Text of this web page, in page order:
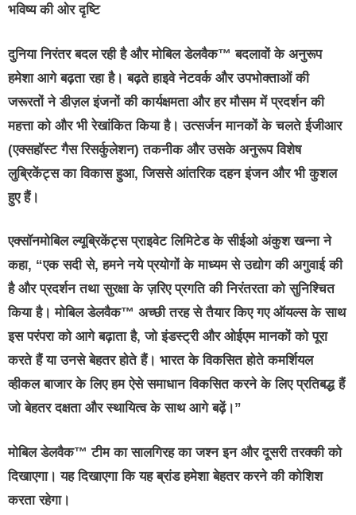
भविष्य की ओर दृष्टि
दुनिया निरंतर बदल रही है और मोबिल डेलवैक™ बदलावों के अनुरूप
हमेशा आगे बढ़ता रहा है। बढ़ते हाइवे नेटवर्क और उपभोक्ताओं की
जरूरतों ने डीज़ल इंजनों की कार्यक्षमता और हर मौसम में प्रदर्शन की
महत्ता को और भी रेखांकित किया है। उत्सर्जन मानकों के चलते ईजीआर
(एक्सहॉस्ट गैस रिसर्कुलेशन) तकनीक और उसके अनुरूप विशेष
लुब्रिकेंट्स का विकास हुआ, जिससे आंतरिक दहन इंजन और भी कुशल
हुए हैं।
एक्सॉनमोबिल ल्यूब्रिकेंट्स प्राइवेट लिमिटेड के सीईओ अंकुश खन्नाने
कहा, “एक सदी से, हमने नये प्रयोगों के माध्यम से उद्योग की अगुवाई की
है और प्रदर्शन तथा सुरक्षा के ज़रिए प्रगति की निरंतरता को सुनिश्चित
किया है। मोबिल डेलवैक™ अच्छी तरह से तैयार किए गए ऑयल्स के साथ
इस परंपरा को आगे बढ़ाता है, जो इंडस्ट्री और ओईएम मानकों को पूरा
करते हैं या उनसे बेहतर होते हैं। भारत के विकसित होते कमर्शियल
व्हीकल बाजार के लिए हम ऐसे समाधान विकसित करने के लिए प्रतिबद्ध हैं
जो बेहतर दक्षता और स्थायित्व के साथ आगे बढ़ें।”
मोबिल डेलवैक™ टीम का सालगिरह का जश्न इन और दूसरी तरक्की को
दिखाएगा। यह दिखाएगा कि यह ब्रांड हमेशा बेहतर करने की कोशिश
करता रहेगा।